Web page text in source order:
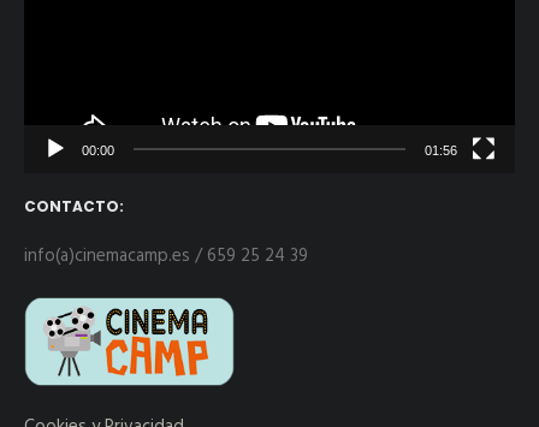
00:00 01:56
CONTACTO:
info(a)cinemacamp.es / 659 25 24 39